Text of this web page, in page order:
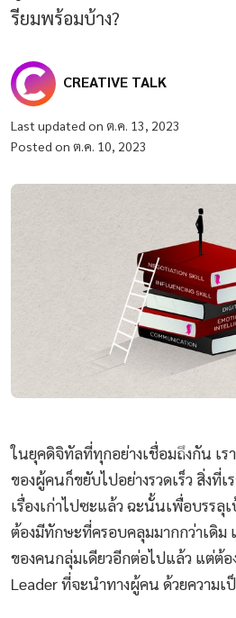
รียมพร้อมบ้าง?
CREATIVE TALK
Last updated on ต.ค. 13, 2023
Posted on ต.ค. 10, 2023
ในยุคดิจิทัลที่ทุกอย่างเชื่อมถึงกัน เ
ของผู้คนก็ขยับไปอย่างรวดเร็ว สิ่งที่
เรื่องเก่าไปซะแล้ว ฉะนั้นเพื่อบรรลุ
ต้องมีทักษะที่ครอบคลุมมากกว่าเดิม
ของคนกลุ่มเดียวอีกต่อไปแล้ว แต่ต้
Leader ที่จะนำทางผู้คน ด้วยความเ